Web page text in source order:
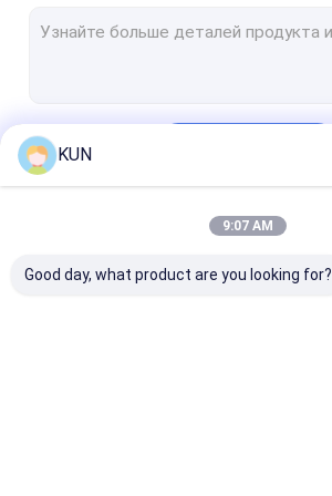
Машина киоска билета
KUN
9:07 AM
Good day, what product are you looking for?